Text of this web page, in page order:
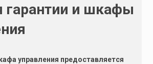
гарантии и шкафы
управления предоставляется